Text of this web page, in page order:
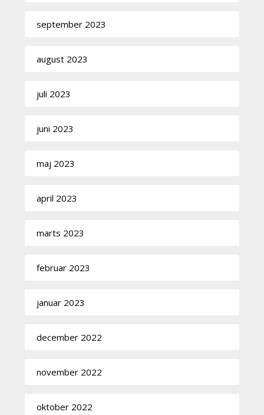
september 2023
august 2023
juli 2023
juni 2023
maj 2023
april 2023
marts 2023
februar 2023
januar 2023
december 2022
november 2022
oktober 2022